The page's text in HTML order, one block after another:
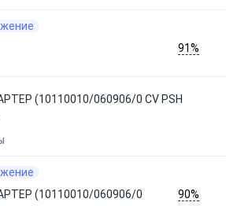
91%
(10110010/060906/0 CV PSH
(10110010/060906/0
90%